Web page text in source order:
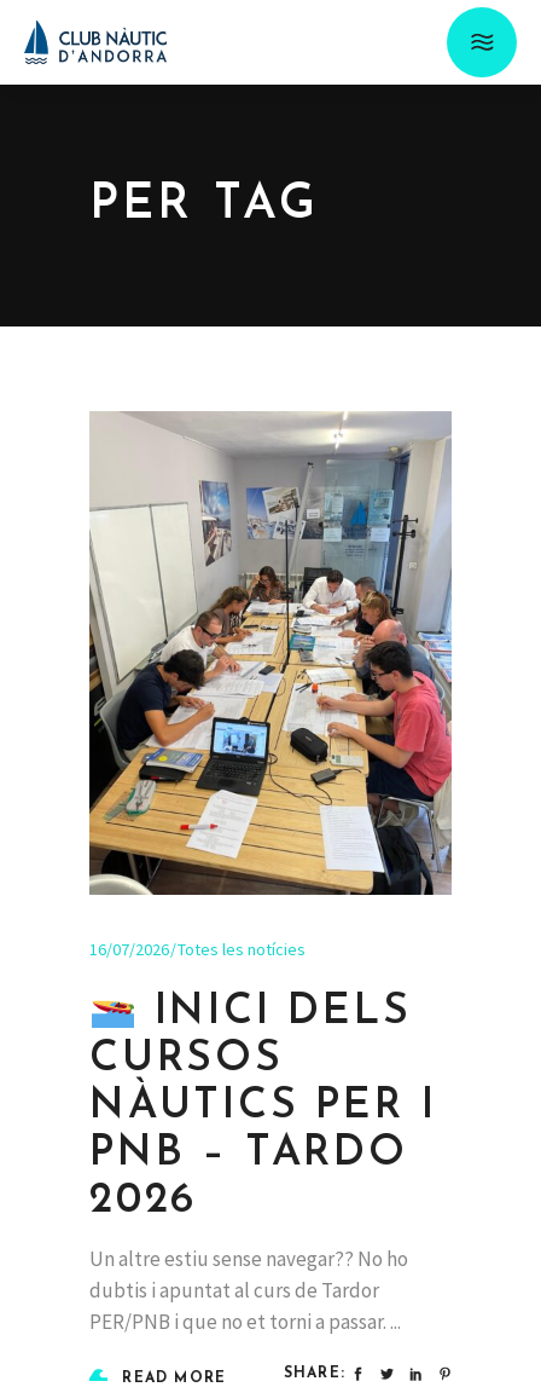
PER TAG
16/07/2026 Totes les notícies
INICI DELS
CURSOS
NÀUTICS PER I
PNB – TARDO
2026
Un altre estiu sense navegar?? No ho
dubtis i apuntat al curs de Tardor
PER/PNB i que no et torni a passar.
READ MORE SHARE: